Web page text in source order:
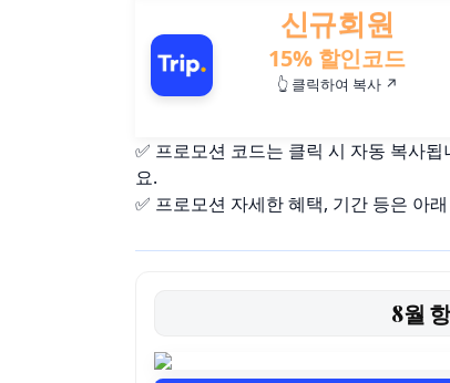
신규회원
15% 할인코드
👆 클릭하여 복사 ↗
✅ 프로모션 코드는 클릭 시 자동 복사
요.
✅ 프로모션 자세한 혜택, 기간 등은 아
8월